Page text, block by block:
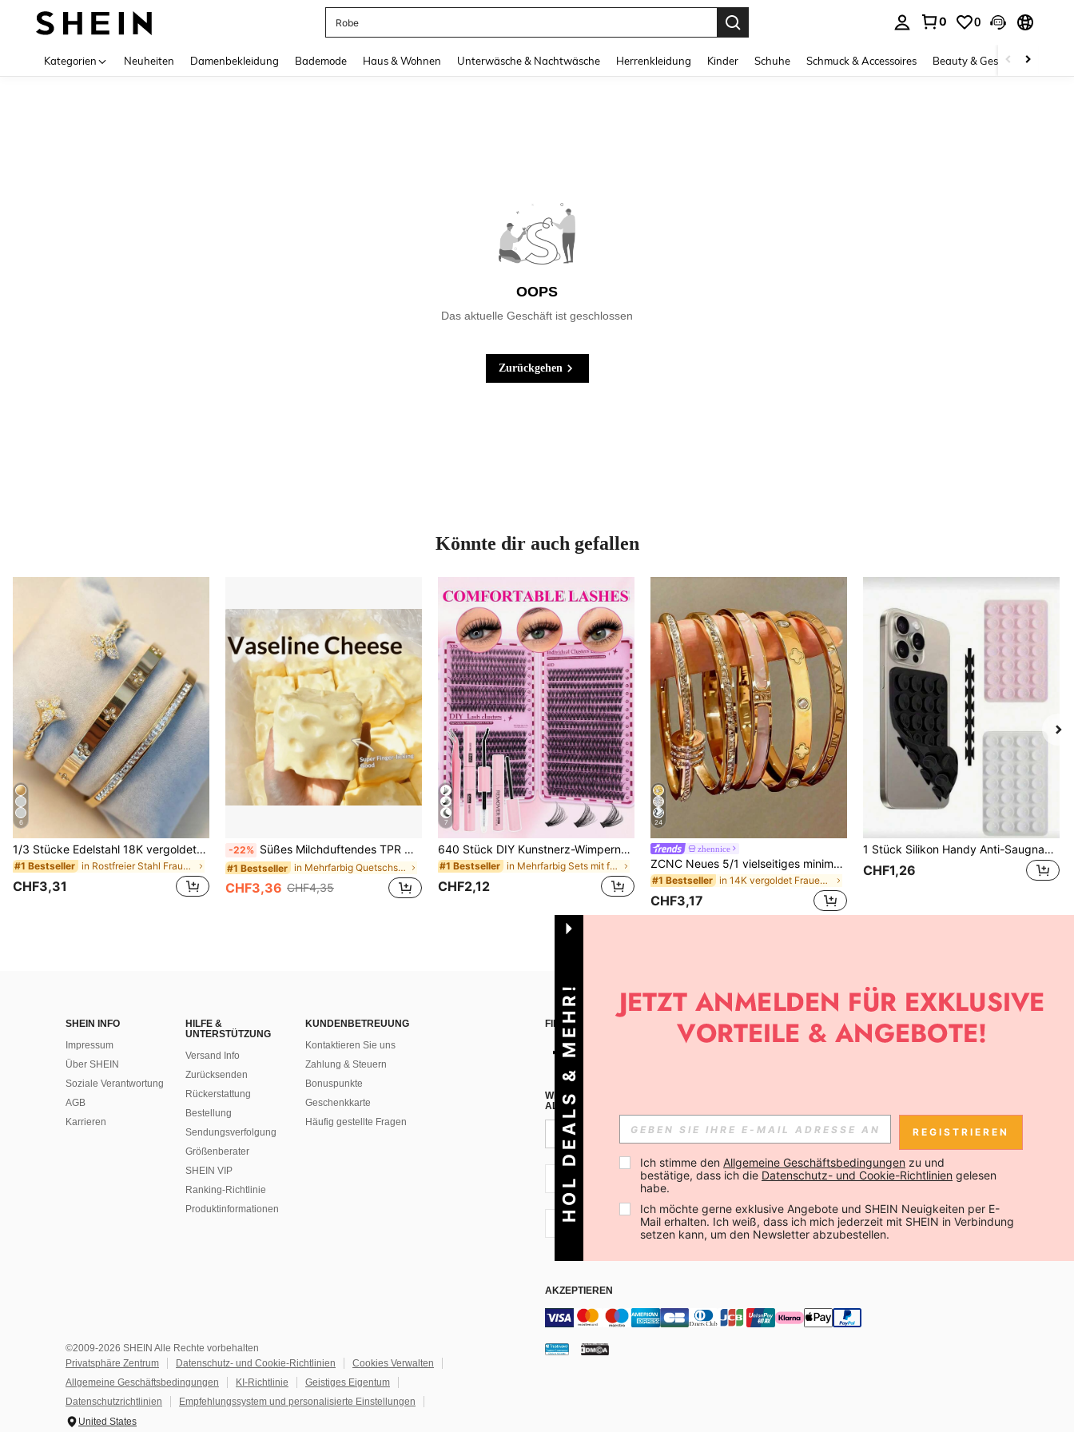
Robe
0 0
Kategorien Neuheiten Damenbekleidung Bademode Haus & Wohnen Unterwäsche & Nachtwäsche Herrenkleidung Kinder Schuhe Schmuck & Accessoires Beauty & Gesundheit
OOPS
Das aktuelle Geschäft ist geschlossen
Zurückgehen
Könnte dir auch gefallen
6
1/3 Stücke Edelstahl 18K vergoldetes Kleeblatt Kristall Armband Set, verdrehtes 14K vergoldetes Kupfer Zirkonia Kleeblatt offenes Manschetten Armband, modisches Damen Armband Set für den täglichen Gebrauch, Urlaubsgeschenk, ästhetisch
#1 Bestseller in Rostfreier Stahl Frauen-Schmuck-Sets
CHF3,31
-22% Süßes Milchduftendes TPR weiches quetschbares Dumpling-förmiges Stressabbau-Spielzeug, 5cm niedliches lustiges Quetsch-Stressabbau-Ornament, modisches praktisches Geschenk, geeignet für Geburtstag, Ostern, Halloween, Weihnachten und verschiedene Partygeschenke, stimmungsaufhellend
#1 Bestseller in Mehrfarbig Quetschspielzeug für Teenager
CHF3,36 CHF4,35
7
640 Stück DIY Kunstnerz-Wimpernbüschel, D-Curl, voluminös und flauschig, 8-16mm gemischte Länge, geeignet für alle Make-up-Looks. Kleber, Entferner, Pinzette je nach Bedarf erhältlich. Leicht, wiederverwendbar und kosteneffizient, geeignet für Anfänger, anwendbar für verschiedene Anlässe, schön
#1 Bestseller in Mehrfarbig Sets mit falschen Wimpern und Kleber
CHF2,12
24
zhennice
ZCNC Neues 5/1 vielseitiges minimalistisches modisches elegantes luxuriöses Sternen-Glitzer-Armband für Frauen, hochwertiges Titanstahl-Armband, Geschenk für sie
#1 Bestseller in 14K vergoldet Frauen Armbänder
CHF3,17
1 Stück Silikon Handy Anti-Saugnapf, 28 Stück Silikon Saugnäpfe (selbstklebende Saugnapf-Pads), Handy Anti-Aufkleber, Handy Powerbank Saugnapf-Pad (kompatibel mit iPhone, Android Handys), Geburtstagsgeschenk, Handyhalter für Familie/Freunde, Handy-Ständer, Handy-Zubehör
CHF1,26
SHEIN INFO
Impressum
Über SHEIN
Soziale Verantwortung
AGB
Karrieren
HILFE &
UNTERSTÜTZUNG
Versand Info
Zurücksenden
Rückerstattung
Bestellung
Sendungsverfolgung
Größenberater
SHEIN VIP
Ranking-Richtlinie
​Produktinformationen
KUNDENBETREUUNG
Kontaktieren Sie uns
Zahlung & Steuern
Bonuspunkte
Geschenkkarte
Häufig gestellte Fragen
FINDEN SIE UNS AUF APP
WENN DU DICH FÜR UNSEREN NEWSLETTER ANMELDEST, KANNST DU DIE NEUESTEN TRENDS VOR
ALLEN ANDEREN ERFAHREN (DU KANNST DICH JEDERZEIT ABMELDEN).
Abonnieren
CH + 41 Abonnieren
CH + 41 Abonnieren
AKZEPTIEREN
©2009-2026 SHEIN Alle Rechte vorbehalten
Privatsphäre Zentrum
Datenschutz- und Cookie-Richtlinien
Cookies Verwalten
Allgemeine Geschäftsbedingungen
KI-Richtlinie
Geistiges Eigentum
Datenschutzrichtlinien
Empfehlungssystem und personalisierte Einstellungen
United States
HOL DEALS & MEHR! REGISTRIEREN
Ich stimme den Allgemeine Geschäftsbedingungen zu und
bestätige, dass ich die Datenschutz- und Cookie-Richtlinien gelesen
habe.
Ich möchte gerne exklusive Angebote und SHEIN Neuigkeiten per E-
Mail erhalten. Ich weiß, dass ich mich jederzeit mit SHEIN in Verbindung
setzen kann, um den Newsletter abzubestellen.